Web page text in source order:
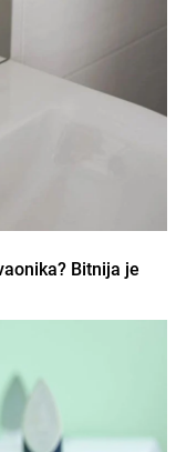
Bitnija je